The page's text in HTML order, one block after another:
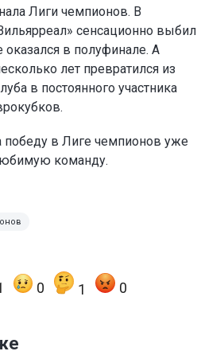
Лиги чемпионов. В
сенсационно выбил
в полуфинале. А
лет превратился из
в постоянного участника
победу в Лиге чемпионов уже
команду.
0 1 0